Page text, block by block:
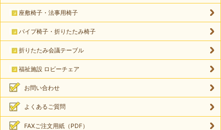
座敷椅子・法事用椅子
パイプ椅子・折りたたみ椅子
折りたたみ会議テーブル
福祉施設 ロビーチェア
お問い合わせ
よくあるご質問
FAXご注文用紙（PDF）